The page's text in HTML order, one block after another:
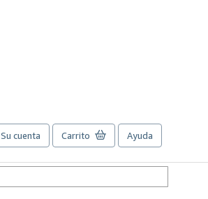
Su cuenta Carrito Ayuda